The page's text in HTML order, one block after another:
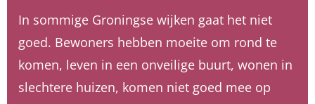
In sommige Groningse wijken gaat het niet
goed. Bewoners hebben moeite om rond te
komen, leven in een onveilige buurt, wonen in
slechtere huizen, komen niet goed mee op